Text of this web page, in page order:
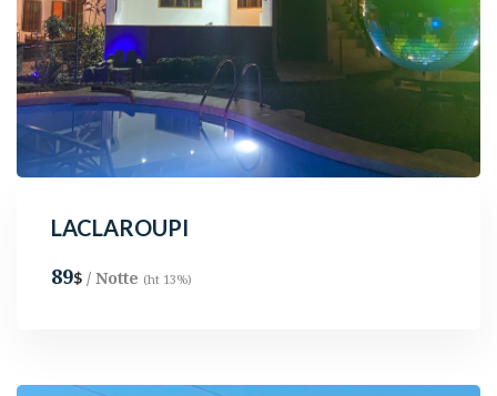
LACLAROUPI
89$ / Notte (ht 13%)